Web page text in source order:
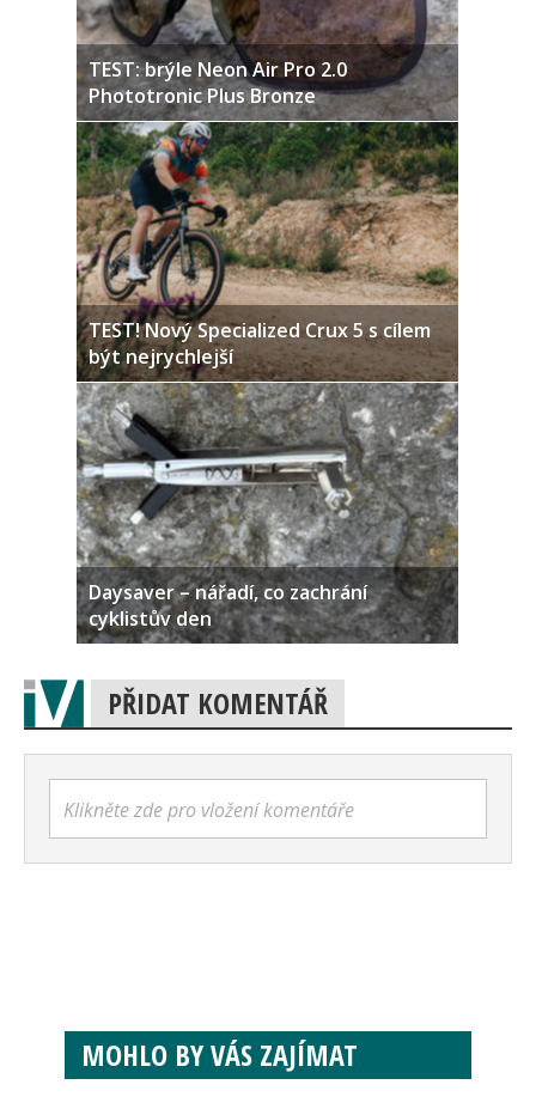
TEST: brýle Neon Air Pro 2.0
Phototronic Plus Bronze
TEST! Nový Specialized Crux 5 s cílem
být nejrychlejší
Daysaver – nářadí, co zachrání
cyklistův den
PŘIDAT KOMENTÁŘ
Klikněte zde pro vložení komentáře
MOHLO BY VÁS ZAJÍMAT